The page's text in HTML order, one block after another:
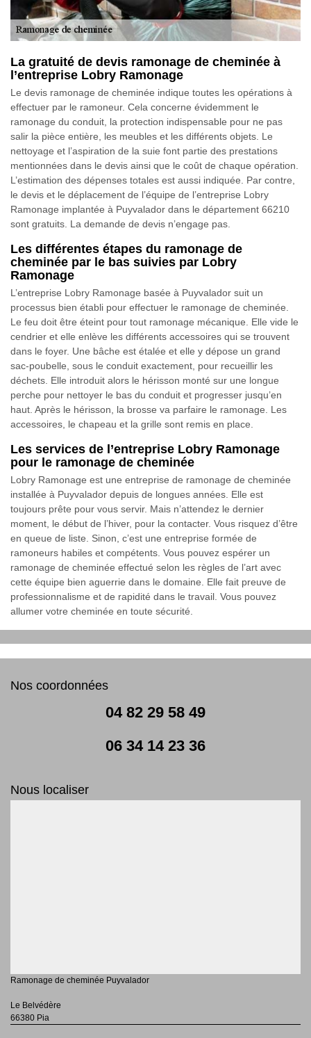
La gratuité de devis ramonage de cheminée à
l’entreprise Lobry Ramonage
Le devis ramonage de cheminée indique toutes les opérations à
effectuer par le ramoneur. Cela concerne évidemment le
ramonage du conduit, la protection indispensable pour ne pas
salir la pièce entière, les meubles et les différents objets. Le
nettoyage et l’aspiration de la suie font partie des prestations
mentionnées dans le devis ainsi que le coût de chaque opération.
L’estimation des dépenses totales est aussi indiquée. Par contre,
le devis et le déplacement de l’équipe de l’entreprise Lobry
Ramonage implantée à Puyvalador dans le département 66210
sont gratuits. La demande de devis n’engage pas.
Les différentes étapes du ramonage de
cheminée par le bas suivies par Lobry
Ramonage
L’entreprise Lobry Ramonage basée à Puyvalador suit un
processus bien établi pour effectuer le ramonage de cheminée.
Le feu doit être éteint pour tout ramonage mécanique. Elle vide le
cendrier et elle enlève les différents accessoires qui se trouvent
dans le foyer. Une bâche est étalée et elle y dépose un grand
sac-poubelle, sous le conduit exactement, pour recueillir les
déchets. Elle introduit alors le hérisson monté sur une longue
perche pour nettoyer le bas du conduit et progresser jusqu’en
haut. Après le hérisson, la brosse va parfaire le ramonage. Les
accessoires, le chapeau et la grille sont remis en place.
Les services de l’entreprise Lobry Ramonage
pour le ramonage de cheminée
Lobry Ramonage est une entreprise de ramonage de cheminée
installée à Puyvalador depuis de longues années. Elle est
toujours prête pour vous servir. Mais n’attendez le dernier
moment, le début de l’hiver, pour la contacter. Vous risquez d’être
en queue de liste. Sinon, c’est une entreprise formée de
ramoneurs habiles et compétents. Vous pouvez espérer un
ramonage de cheminée effectué selon les règles de l’art avec
cette équipe bien aguerrie dans le domaine. Elle fait preuve de
professionnalisme et de rapidité dans le travail. Vous pouvez
allumer votre cheminée en toute sécurité.
Nos coordonnées
04 82 29 58 49
06 34 14 23 36
Nous localiser
Ramonage de cheminée Puyvalador
Le Belvédère
66380 Pia